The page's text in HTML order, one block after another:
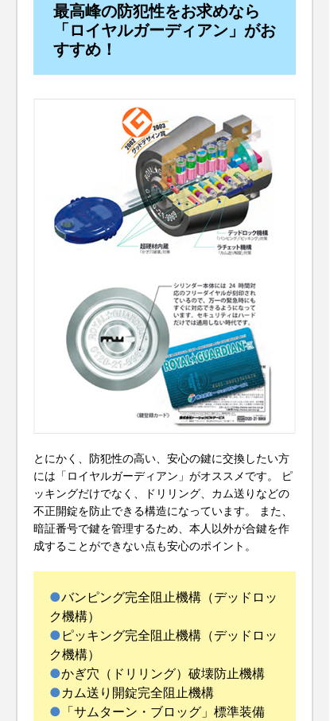
最高峰の防犯性をお求めなら
「ロイヤルガーディアン」がお
すすめ！
とにかく、防犯性の高い、安心の鍵に交換したい方
には「ロイヤルガーディアン」がオススメです。 ピ
ッキングだけでなく、ドリリング、カム送りなどの
不正開錠を防止できる構造になっています。 また、
暗証番号で鍵を管理するため、本人以外が合鍵を作
成することができない点も安心のポイント。
バンピング完全阻止機構（デッドロッ
ク機構）
ピッキング完全阻止機構（デッドロッ
ク機構）
かぎ穴（ドリリング）破壊防止機構
カム送り開錠完全阻止機構
「サムターン・ブロッグ」標準装備